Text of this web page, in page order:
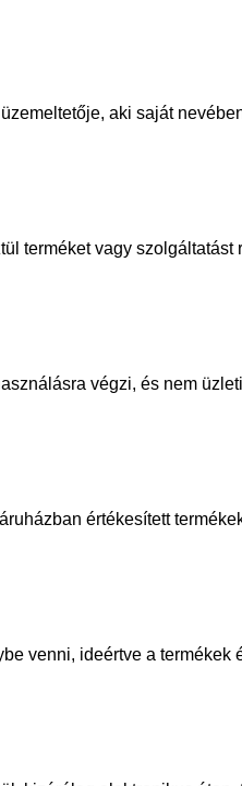
üzemeltetője, aki saját
terméket vagy szolgáltatást
lásra végzi, és nem
házban értékesített
venni, ideértve a termékek